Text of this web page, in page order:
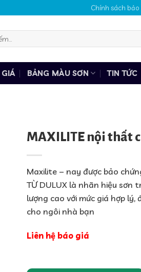
Chính sách
BẢNG MÀU SƠN TIN TỨC
MAXILITE nội thất
Maxilite – nay được bảo
TỪ DULUX là nhãn hiệu sơn
lượng cao với mức giá hợp lý,
cho ngôi nhà bạn
Liên hệ báo giá